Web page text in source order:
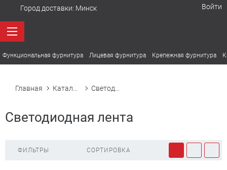
Город доставки: Минск Войти
Функциональная фурнитура Лицевая фурнитура Крепежная фурнитура
Главная
Светодиодная лента
ФИЛЬТРЫ СОРТИРОВКА